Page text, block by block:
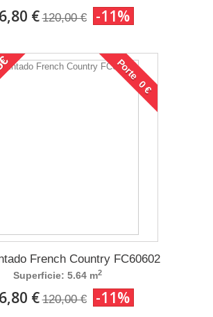
€ 120,00 € -11%
Porte 0 €
French Country FC60602
Superficie: 5.64 m2
€ 120,00 € -11%